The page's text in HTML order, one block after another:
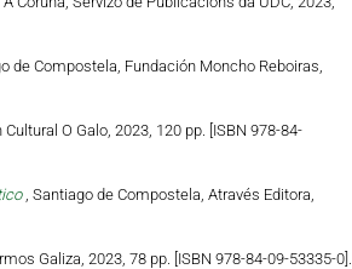
de Compostela, Fundación Moncho Reboiras,
O Galo, 2023, 120 pp. [ISBN 978-84-
, Santiago de Compostela, Através Editora,
Galiza, 2023, 78 pp. [ISBN 978-84-09-53335-0].